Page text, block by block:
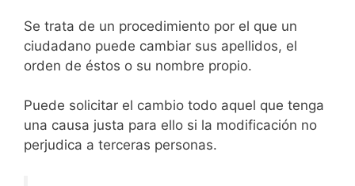
Se trata de un procedimiento por el que un
ciudadano puede cambiar sus apellidos, el
orden de éstos o su nombre propio.
Puede solicitar el cambio todo aquel que tenga
una causa justa para ello si la modificación no
perjudica a terceras personas.